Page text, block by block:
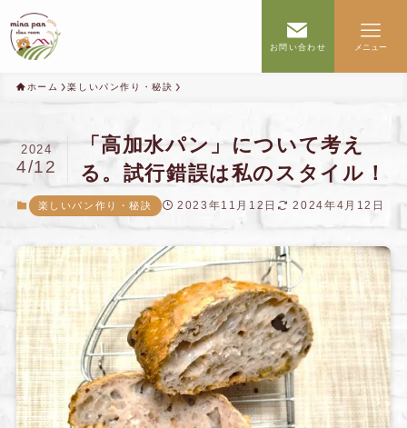
お問い合わせ メニュー
ホーム 楽しいパン作り・秘訣
「高加水パン」について考え
る。試行錯誤は私のスタイル！
2024
4/12
楽しいパン作り・秘訣 2023年11月12日 2024年4月12日